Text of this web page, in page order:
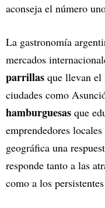
aconseja el número
La gastronomía
mercados
parrillas que llevan el
ciudades como
hamburguesas que
emprendedores
geográfica una
responde tanto a las
como a los